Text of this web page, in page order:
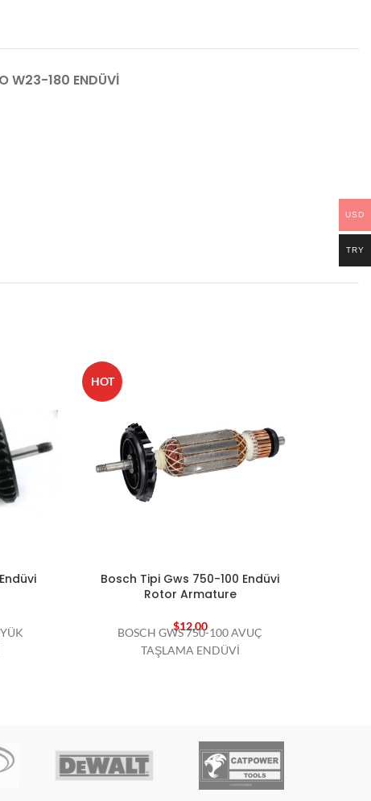
W23-180 ENDÜVİ
HOT
Bosch Tipi Gws 750-100 Endüvi
Rotor Armature
$12,00
BOSCH GWS 750-100 AVUÇ
TAŞLAMA ENDÜVİ
USD
TRY